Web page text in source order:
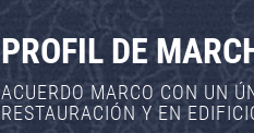
PROFIL DE
ACUERDO MARCO CON UN
RESTAURACIÓN Y EN